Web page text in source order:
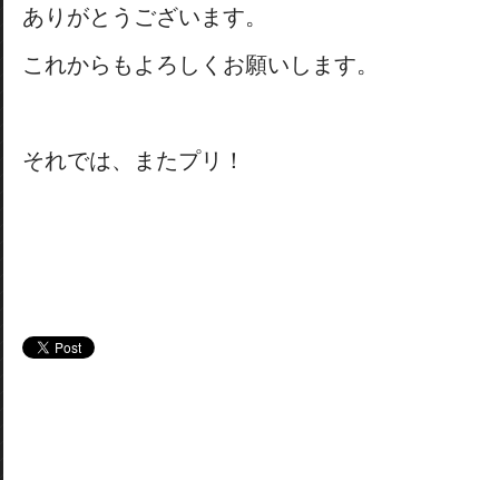
ありがとうございます。
これからもよろしくお願いします。
それでは、またプリ！